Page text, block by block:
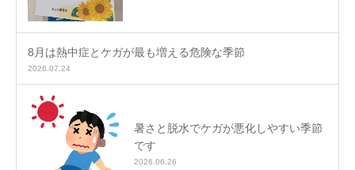
8月は熱中症とケガが最も増える危険な季節
2026.07.24
暑さと脱水でケガが悪化しやすい季節
です
2026.06.26